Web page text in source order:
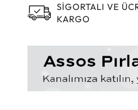
SİGORTALI VE
KARGO